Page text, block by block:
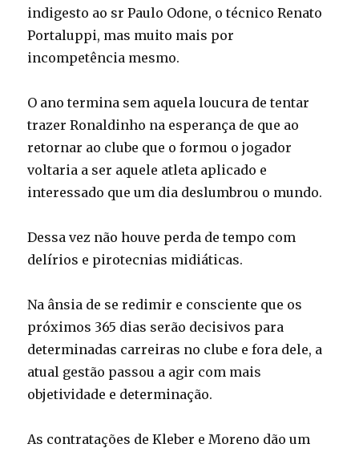
indigesto ao sr Paulo Odone, o técnico Renato
Portaluppi, mas muito mais por
incompetência mesmo.
O ano termina sem aquela loucura de tentar
trazer Ronaldinho na esperança de que ao
retornar ao clube que o formou o jogador
voltaria a ser aquele atleta aplicado e
interessado que um dia deslumbrou o mundo.
Dessa vez não houve perda de tempo com
delírios e pirotecnias midiáticas.
Na ânsia de se redimir e consciente que os
próximos 365 dias serão decisivos para
determinadas carreiras no clube e fora dele, a
atual gestão passou a agir com mais
objetividade e determinação.
As contratações de Kleber e Moreno dão um